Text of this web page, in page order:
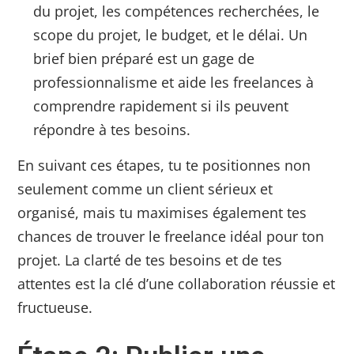
du projet, les compétences recherchées, le
scope du projet, le budget, et le délai. Un
brief bien préparé est un gage de
professionnalisme et aide les freelances à
comprendre rapidement si ils peuvent
répondre à tes besoins.
En suivant ces étapes, tu te positionnes non
seulement comme un client sérieux et
organisé, mais tu maximises également tes
chances de trouver le freelance idéal pour ton
projet. La clarté de tes besoins et de tes
attentes est la clé d’une collaboration réussie et
fructueuse.